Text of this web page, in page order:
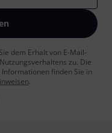
dem Erhalt von E-Mail-
zu. Die
finden Sie in
.